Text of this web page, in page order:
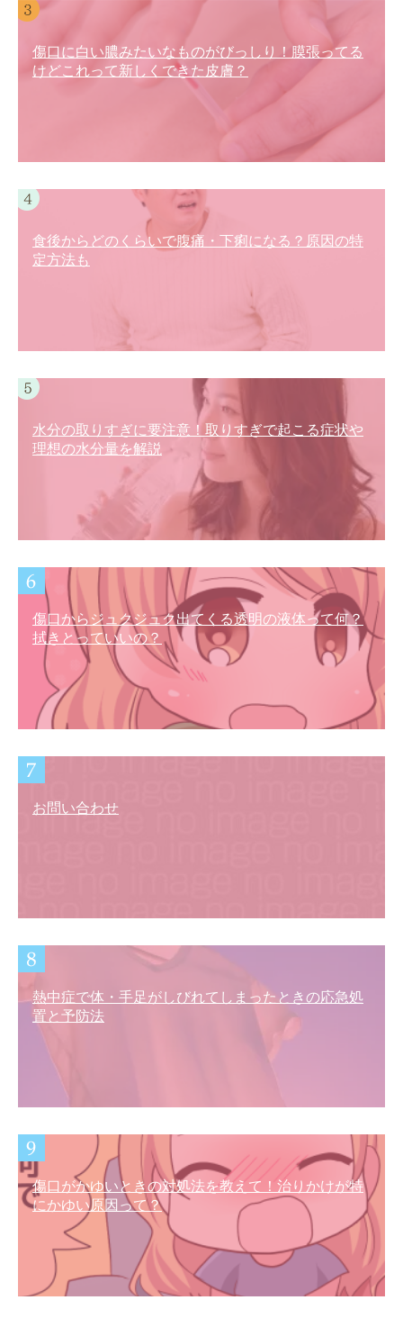
傷口に白い膿みたいなものがびっしり！膜張ってる
けどこれって新しくできた皮膚？
食後からどのくらいで腹痛・下痢になる？原因の特
定方法も
水分の取りすぎに要注意！取りすぎで起こる症状や
理想の水分量を解説
傷口からジュクジュク出てくる透明の液体って何？
拭きとっていいの？
お問い合わせ
熱中症で体・手足がしびれてしまったときの応急処
置と予防法
傷口がかゆいときの対処法を教えて！治りかけが特
にかゆい原因って？